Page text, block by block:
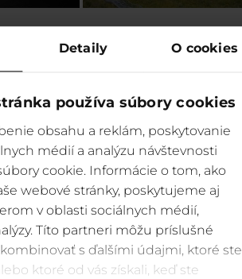
Detaily O cookies
používa súbory cookies
obsahu a reklám, poskytovanie
médií a analýzu návštevnosti
cookie. Informácie o tom, ako
webové stránky, poskytujeme aj
v oblasti sociálnych médií,
Títo partneri môžu príslušné
s ďalšími údajmi, ktoré ste
ktoré od vás získali, keď ste
Chopok – freeride zone